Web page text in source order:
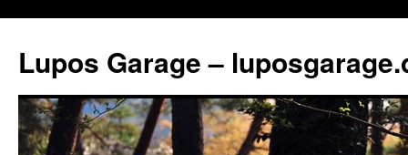
Lupos Garage –